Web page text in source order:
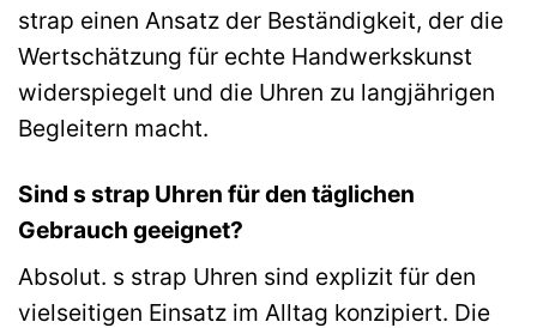
strap einen Ansatz der Beständigkeit, der die
Wertschätzung für echte Handwerkskunst
widerspiegelt und die Uhren zu langjährigen
Begleitern macht.
Sind s strap Uhren für den täglichen
Gebrauch geeignet?
Absolut. s strap Uhren sind explizit für den
vielseitigen Einsatz im Alltag konzipiert. Die